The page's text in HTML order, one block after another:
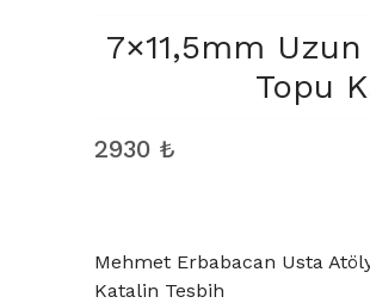
7×11,5mm
Topu
2930 ₺
Mehmet Erbabacan Usta
Katalin Tesbih